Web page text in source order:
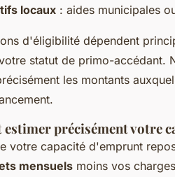
locaux : aides municipales
d'éligibilité dépendent
statut de primo-accédant.
les montants
estimer précisément votre
votre capacité d'emprunt
mensuels moins vos